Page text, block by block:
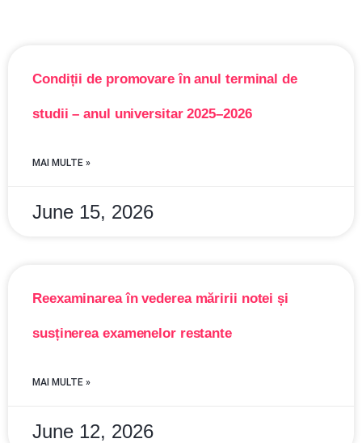
Condiții de promovare în anul terminal de
studii – anul universitar 2025–2026
MAI MULTE »
June 15, 2026
Reexaminarea în vederea măririi notei și
susținerea examenelor restante
MAI MULTE »
June 12, 2026